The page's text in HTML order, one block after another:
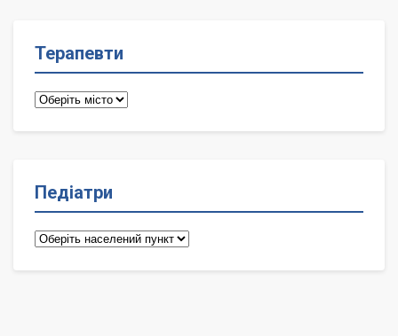
Терапевти
Терапевти
Педіатри
Педіатри